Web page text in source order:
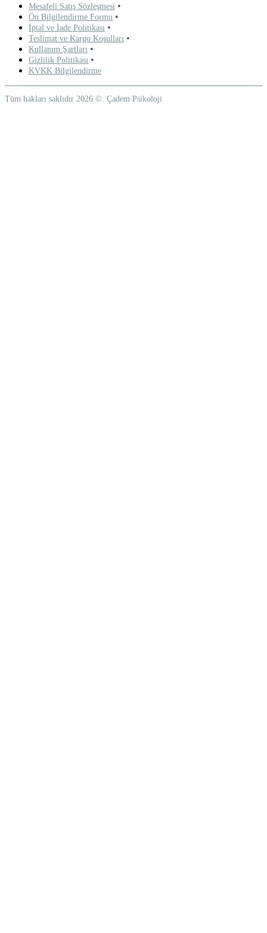
Mesafeli Satış Sözleşmesi •
Ön Bilgilendirme Formu •
İptal ve İade Politikası •
Teslimat ve Kargo Koşulları •
Kullanım Şartları •
Gizlilik Politikası •
KVKK Bilgilendirme
Tüm hakları saklıdır 2026 ©. Çadem Psikoloji